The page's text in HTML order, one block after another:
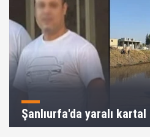
Şanlıurfa'da yaralı kartal